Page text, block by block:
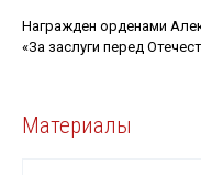
Награжден орденами
«За заслуги перед
Материалы